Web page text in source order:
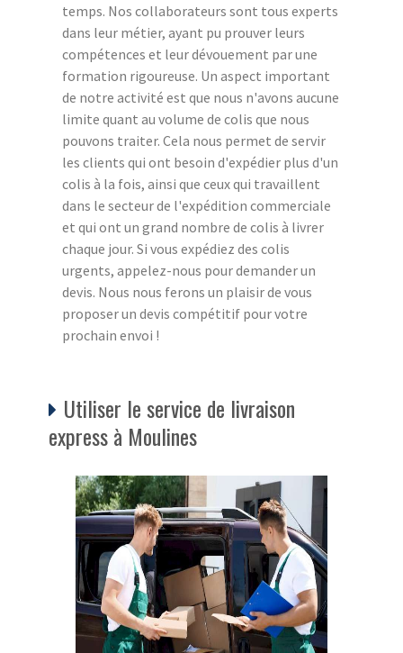
temps. Nos collaborateurs sont tous experts
dans leur métier, ayant pu prouver leurs
compétences et leur dévouement par une
formation rigoureuse. Un aspect important
de notre activité est que nous n'avons aucune
limite quant au volume de colis que nous
pouvons traiter. Cela nous permet de servir
les clients qui ont besoin d'expédier plus d'un
colis à la fois, ainsi que ceux qui travaillent
dans le secteur de l'expédition commerciale
et qui ont un grand nombre de colis à livrer
chaque jour. Si vous expédiez des colis
urgents, appelez-nous pour demander un
devis. Nous nous ferons un plaisir de vous
proposer un devis compétitif pour votre
prochain envoi !
Utiliser le service de livraison
express à Moulines